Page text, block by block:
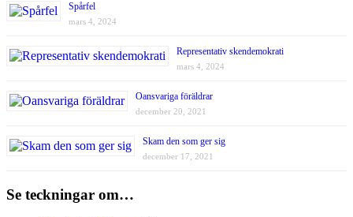
Spårfel
mars 4, 2024
Representativ skendemokrati
mars 4, 2024
Oansvariga föräldrar
december 20, 2021
Skam den som ger sig
december 17, 2021
Se teckningar om…